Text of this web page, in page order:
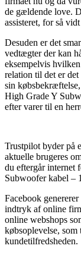
de gældende love.
assisteret, for så
Desuden er det
vedtægter der kan
eksempelvis
relation til det er
sin
High Grade Y
efter varer til en
Trustpilot byder på
aktuelle brugeres
du eftergår internet
Subwoofer kabel –
Facebook
indtryk af online
online webshops
købsoplevelse,
kundetilfredsheden.